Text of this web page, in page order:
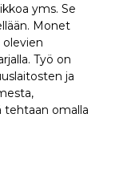
yms. Se
Monet
olevien
Työ on
ja
tehtaan omalla